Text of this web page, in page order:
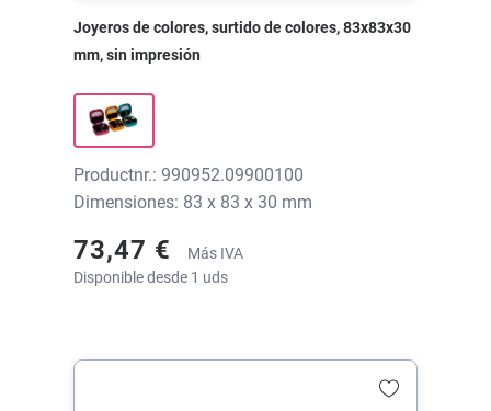
Joyeros de colores, surtido de colores, 83x83x30
mm, sin impresión
Productnr.: 990952.09900100
Dimensiones: 83 x 83 x 30 mm
73,47 €
Más IVA
Disponible desde 1 uds